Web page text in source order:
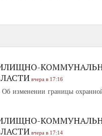
вчера в 17:16
изменении границы охранной
вчера в 17:14